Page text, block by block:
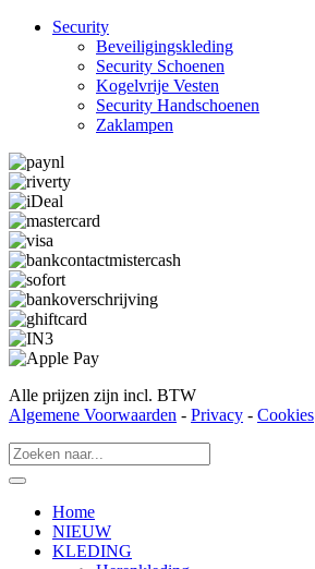
Security
Beveiligings­­kleding
Security Schoenen
Kogelvrije Vesten
Security Hand­­schoenen
Zaklampen
Alle prijzen zijn incl. BTW
Algemene Voorwaarden - Privacy - Cookies
Home
NIEUW
KLEDING